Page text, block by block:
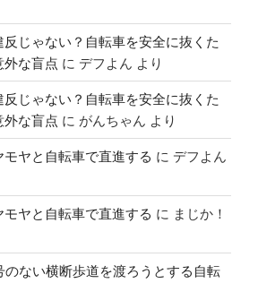
じゃない？自転車を安全に抜くた
外な盲点 に デフよん より
じゃない？自転車を安全に抜くた
外な盲点 に がんちゃん より
ヤと自転車で直進する に デフよん
ヤと自転車で直進する に まじか！
のない横断歩道を渡ろうとする自転